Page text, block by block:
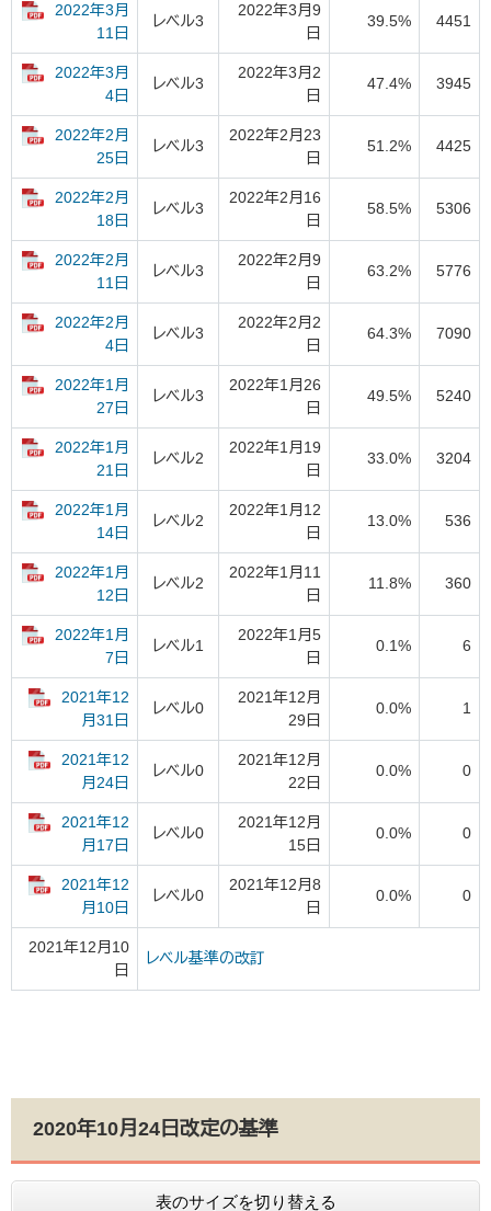
2022年3月
11日
レベル3
2022年3月9
日
39.5% 4451
2022年3月
4日
レベル3
2022年3月2
日
47.4% 3945
2022年2月
25日
レベル3
2022年2月23
日
51.2% 4425
2022年2月
18日
レベル3
2022年2月16
日
58.5% 5306
2022年2月
11日
レベル3
2022年2月9
日
63.2% 5776
2022年2月
4日
レベル3
2022年2月2
日
64.3% 7090
2022年1月
27日
レベル3
2022年1月26
日
49.5% 5240
2022年1月
21日
レベル2
2022年1月19
日
33.0% 3204
2022年1月
14日
レベル2
2022年1月12
日
13.0% 536
2022年1月
12日
レベル2
2022年1月11
日
11.8% 360
2022年1月
7日
レベル1
2022年1月5
日
0.1% 6
2021年12
月31日
レベル0
2021年12月
29日
0.0% 1
2021年12
月24日
レベル0
2021年12月
22日
0.0% 0
2021年12
月17日
レベル0
2021年12月
15日
0.0% 0
2021年12
月10日
レベル0
2021年12月8
日
0.0% 0
2021年12月10
日
レベル基準の改訂
2020年10月24日改定の基準
表のサイズを切り替える